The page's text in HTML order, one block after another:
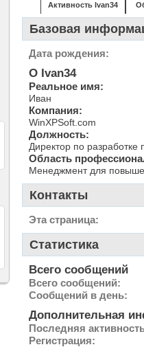
Активность Ivan34
Базовая
Дата рождения
О Ivan34
Реальное имя:
Иван
Компания:
WinXPSoft.com
Должность:
Директор по
Область
Менеджмент для
Контакты
Эта страница
Статистика
Всего сообщений
Всего сообщений
Сообщений в день
Дополнительная
Последняя
Регистрация